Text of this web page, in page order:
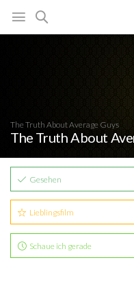
The Truth About Average Guys
The Truth About
Gesehen
Lieblingsfilm
Schaue ich gerade